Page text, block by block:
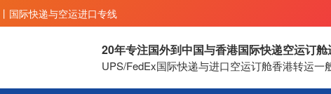
国际快递与空运进口专线
20年专注国外到中国与香港国际快递空运订
UPS/FedEx国际快递与进口空运订舱香港转运一